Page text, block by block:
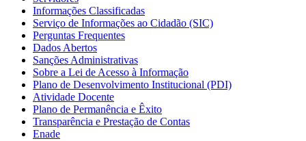
Informações Classificadas
Serviço de Informações ao Cidadão (SIC)
Perguntas Frequentes
Dados Abertos
Sanções Administrativas
Sobre a Lei de Acesso à Informação
Plano de Desenvolvimento Institucional (PDI)
Atividade Docente
Plano de Permanência e Êxito
Transparência e Prestação de Contas
Enade